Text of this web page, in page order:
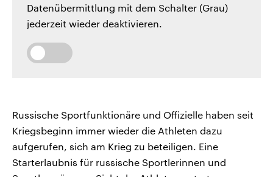
Datenübermittlung mit dem Schalter (Grau)
jederzeit wieder deaktivieren.
Russische Sportfunktionäre und Offizielle haben seit
Kriegsbeginn immer wieder die Athleten dazu
aufgerufen, sich am Krieg zu beteiligen. Eine
Starterlaubnis für russische Sportlerinnen und